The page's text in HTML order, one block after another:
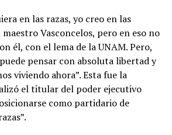
en las razas, yo creo en las
Vasconcelos, pero en eso no
él, con ellema de la UNAM. Pero,
pensar con absoluta libertad y
viviendo ahora”. Esta fue la
el titular del poder ejecutivo
como partidario de